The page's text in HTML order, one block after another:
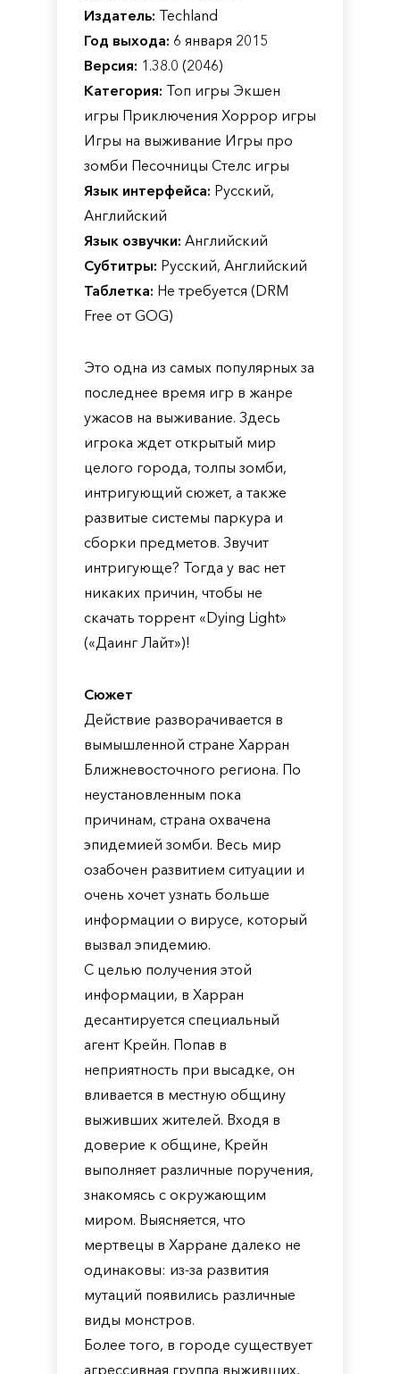
Издатель: Techland
Год выхода: 6 января 2015
Версия: 1.38.0 (2046)
Категория: Топ игры Экшен
игры Приключения Хоррор игры
Игры на выживание Игры про
зомби Песочницы Стелс игры
Язык интерфейса: Русский,
Английский
Язык озвучки: Английский
Субтитры: Русский, Английский
Таблетка: Не требуется (DRM
Free от GOG)
Это одна из самых популярных за
последнее время игр в жанре
ужасов на выживание. Здесь
игрока ждет открытый мир
целого города, толпы зомби,
интригующий сюжет, а также
развитые системы паркура и
сборки предметов. Звучит
интригующе? Тогда у вас нет
никаких причин, чтобы не
скачать торрент «Dying Light»
(«Даинг Лайт»)!
Сюжет
Действие разворачивается в
вымышленной стране Харран
Ближневосточного региона. По
неустановленным пока
причинам, страна охвачена
эпидемией зомби. Весь мир
озабочен развитием ситуации и
очень хочет узнать больше
информации о вирусе, который
вызвал эпидемию.
С целью получения этой
информации, в Харран
десантируется специальный
агент Крейн. Попав в
неприятность при высадке, он
вливается в местную общину
выживших жителей. Входя в
доверие к общине, Крейн
выполняет различные поручения,
знакомясь с окружающим
миром. Выясняется, что
мертвецы в Харране далеко не
одинаковы: из-за развития
мутаций появились различные
виды монстров.
Более того, в городе существует
агрессивная группа выживших,